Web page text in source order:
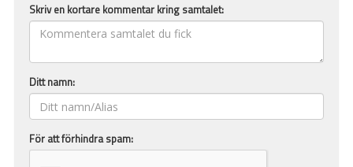
Skriv en kortare kommentar kring samtalet:
Ditt namn:
För att förhindra spam: